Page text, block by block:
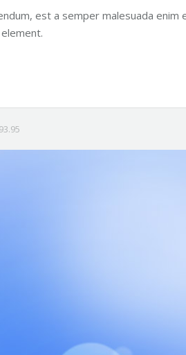
est a semper malesuada enim